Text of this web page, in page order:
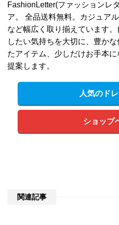
FashionLetter(ファッションレ
ア。 全品送料無料。カジュア
など幅広く取り揃えています
したい気持ちを大切に、豊か
たアイテム、少しだけお手本
提案します。
人気のド
ショップ
関連記事